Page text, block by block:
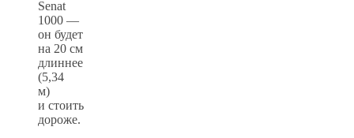
Senat
1000 —
он будет
на 20 см
длиннее
(5,34
м)
и стоить
дороже.